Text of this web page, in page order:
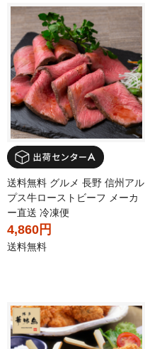
送料無料 グルメ 長野 信州アル
プス牛ローストビーフ メーカ
ー直送 冷凍便
4,860円
送料無料